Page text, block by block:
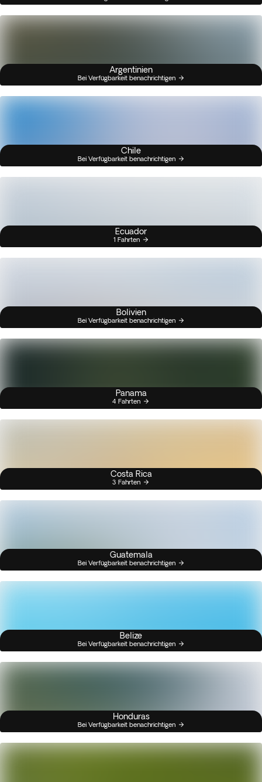
Argentinien
Bei Verfügbarkeit benachrichtigen
Chile
Bei Verfügbarkeit benachrichtigen
Ecuador
1 Fahrten
Bolivien
Bei Verfügbarkeit benachrichtigen
Panama
4 Fahrten
Costa Rica
3 Fahrten
Guatemala
Bei Verfügbarkeit benachrichtigen
Belize
Bei Verfügbarkeit benachrichtigen
Honduras
Bei Verfügbarkeit benachrichtigen